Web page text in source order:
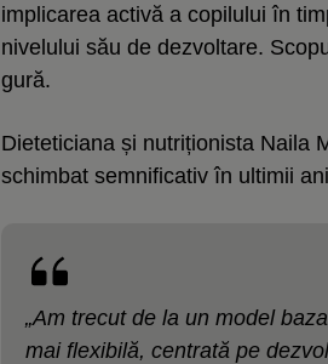
implicarea activă a copilului în
nivelului său de dezvoltare.
gură.
Dieteticiana și nutriționista Naila
schimbat semnificativ în ultimii
„Am trecut de la un model
mai flexibilă, centrată pe